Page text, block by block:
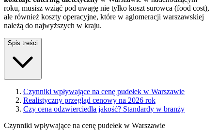
roku, musisz wziąć pod uwagę nie tylko koszt surowca (food cost),
ale również koszty operacyjne, które w aglomeracji warszawskiej
należą do najwyższych w kraju.
Spis treści
Czynniki wpływające na cenę pudełek w Warszawie
Realistyczny przegląd cenowy na 2026 rok
Czy cena odzwierciedla jakość? Standardy w branży
Czynniki wpływające na cenę pudełek w Warszawie